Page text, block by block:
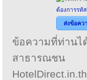
ต้องการรหั
ส่งข้อคว
ข้อความที่ท่านไ
สาธารณชน แ